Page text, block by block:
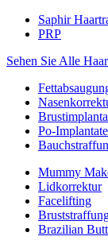
Saphir
PRP
Sehen Sie Alle
Po-Implantate
Mummy
Lidkorrektur
Facelifting
Brazilian